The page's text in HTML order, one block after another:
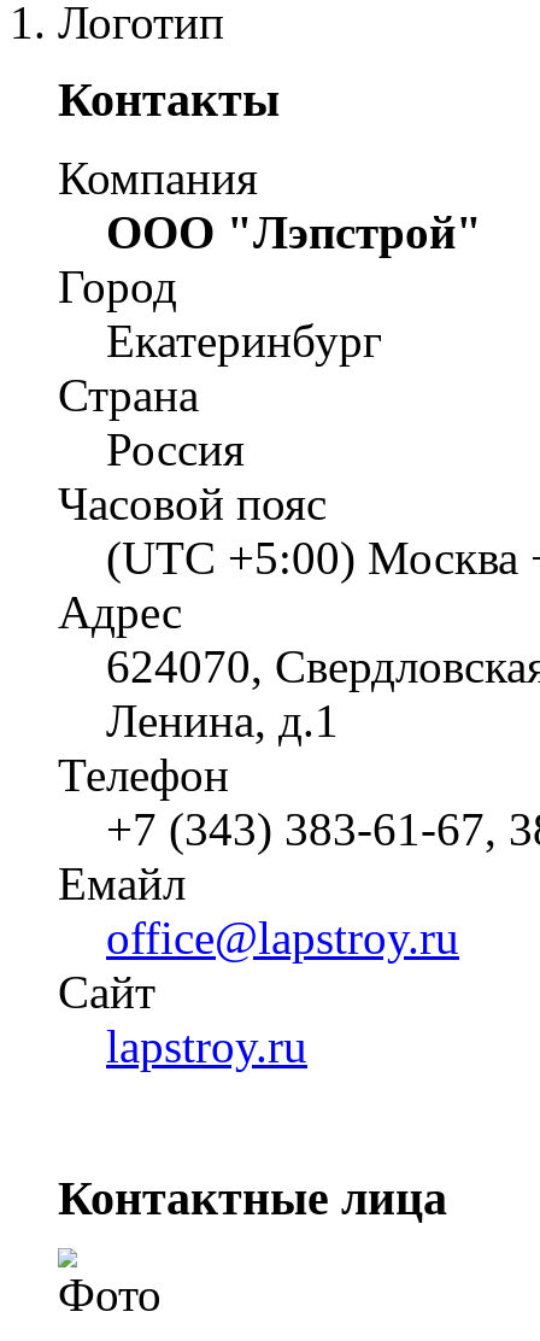
Контакты
Компания
ООО "Лэпстрой"
Город
Екатеринбург
Страна
Россия
Часовой пояс
(UTC +5:00) Москва
Адрес
624070,
Ленина, д.1
Телефон
+7 (343) 383-61-67,
Емайл
office@lapstroy.ru
Cайт
lapstroy.ru
Контактные лица